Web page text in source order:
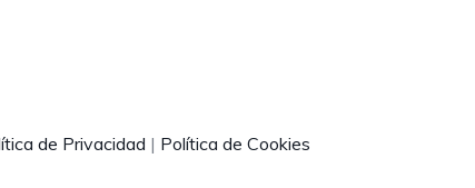
de Privacidad | Política de Cookies